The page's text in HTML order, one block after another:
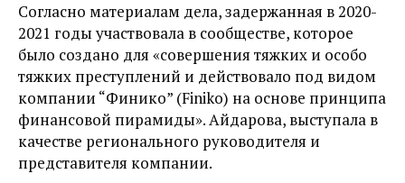
Согласно материалам дела, задержанная в 2020-
2021 годы участвовала в сообществе, которое
было создано для «совершения тяжких и особо
тяжких преступлений и действовало под видом
компании “Финико” (Finiko) на основе принципа
финансовой пирамиды». Айдарова, выступала в
качестве регионального руководителя и
представителя компании.